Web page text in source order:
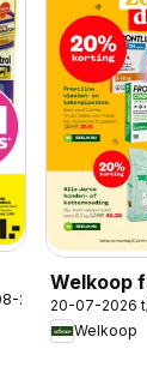
2026
Welkoop
20-07-2026
Welkoop